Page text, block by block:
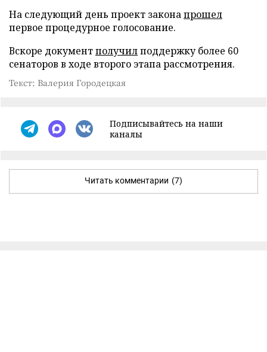
На следующий день проект законапрошел
первое процедурное голосование.
Вскоре документполучилподдержку более 60
сенаторов в ходе второго этапа рассмотрения.
Текст: Валерия Городецкая
Подписывайтесь на наши
каналы
Читать комментарии (7)